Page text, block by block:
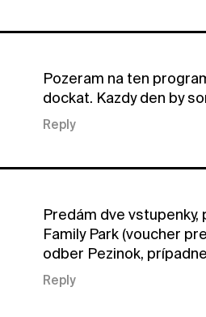
Pozeram na ten
dockat. Kazdy den by
Reply
Predám dve
Family Park (voucher
odber Pezinok,
Reply